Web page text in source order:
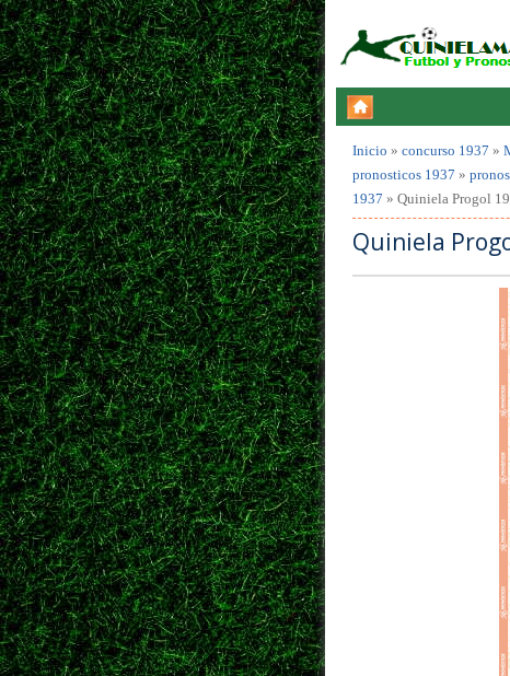
Inicio » concurso 1937 »
pronosticos 1937 »
1937 » Quiniela Progol
Quiniela